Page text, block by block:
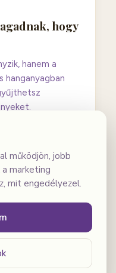
hogy
hanem a
hanganyagban
azon, mikor
működjön, jobb
marketing
mit engedélyezel.